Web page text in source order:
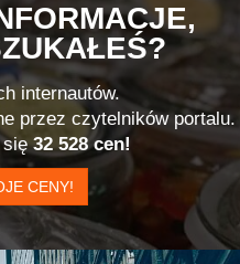
internautów.
przez czytelników portalu.
się32 528 cen!
CENY!